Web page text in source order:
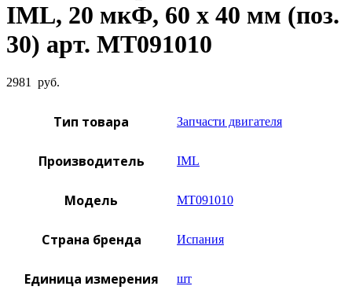
IML, 20 мкФ, 60 x 40 мм (поз.
30) арт. MT091010
2981 руб.
Тип товара Запчасти двигателя
Производитель IML
Модель MT091010
Страна бренда Испания
Единица измерения шт